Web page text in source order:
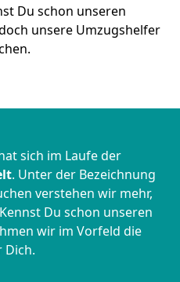
Du schon unseren
unsere Umzugshelfer
sich im Laufe der
. Unter der Bezeichnung
verstehen wir mehr,
Du schon unseren
wir im Vorfeld die
Dich.